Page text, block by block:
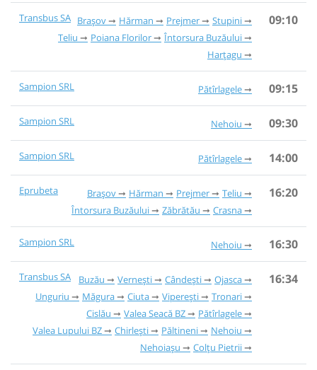
Transbus SA Brașov Hărman Prejmer
Stupini
Teliu
Poiana Florilor
Întorsura Buzăului
Harțagu
09:10
Sampion SRL Pătîrlagele 09:15
Sampion SRL Nehoiu 09:30
Sampion SRL Pătîrlagele 14:00
Eprubeta Brașov Hărman Prejmer
Teliu
Întorsura Buzăului
Zăbrătău Crasna
16:20
Sampion SRL Nehoiu 16:30
Transbus SA Buzău Vernești Cândești
Ojasca
Unguriu
Măgura Ciuta Viperești
Tronari
Cislău
Valea Seacă BZ
Pătîrlagele
Valea Lupului BZ
Chirlești Păltineni
Nehoiu
Nehoiașu
Colțu Pietrii
16:34